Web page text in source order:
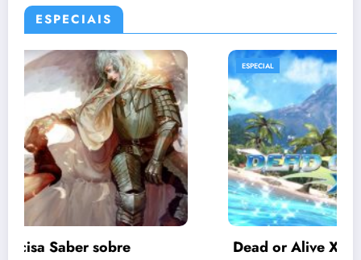
ESPECIAIS
ESPECIAL
Dead or Alive Xtreme 3 Scarlet | Guia de